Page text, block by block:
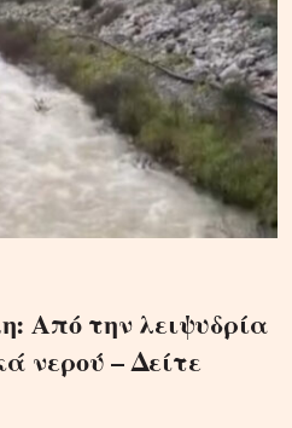
Από την λειψυδρία
νερού – Δείτε